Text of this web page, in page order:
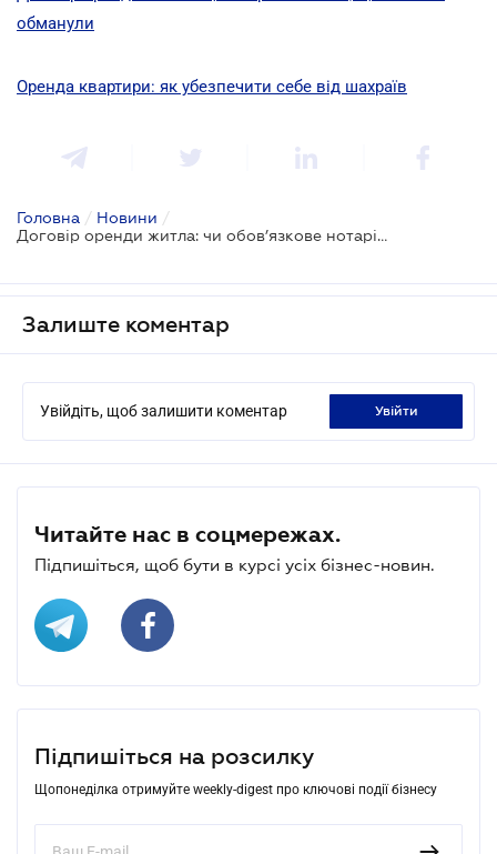
обманули
Оренда квартири: як убезпечити себе від шахраїв
Головна / Новини /
Договір оренди житла: чи обов’язкове нотаріальне посвідчення
Залиште коментар
Увійдіть, щоб залишити коментар увійти
Читайте нас в соцмережах.
Підпишіться, щоб бути в курсі усіх бізнес-новин.
Підпишіться на розсилку
Щопонеділка отримуйте weekly-digest про ключові події бізнесу